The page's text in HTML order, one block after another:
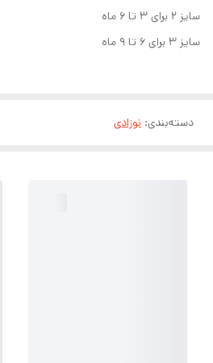
سایز ۲ برای ۳ تا ۶ ماه
سایز ۳ برای ۶ تا ۹ ماه
دسته‌بندی: نوزادی